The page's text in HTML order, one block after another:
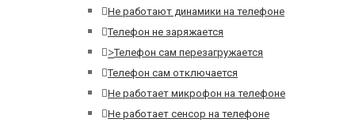
Не работают динамики на телефоне
Телефон не заряжается
>Телефон сам перезагружается
Телефон сам отключается
Не работает микрофон на телефоне
Не работает сенсор на телефоне